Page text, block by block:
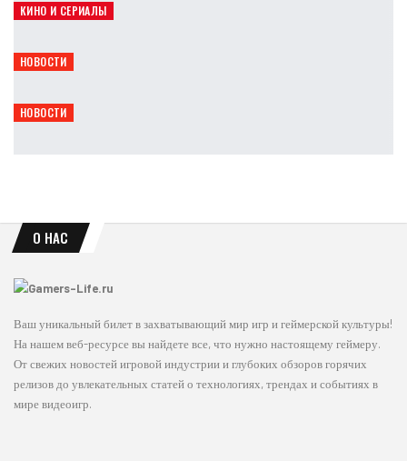
КИНО И СЕРИАЛЫ
Сэди Синк обсудила будущее Джин Грей в MCU
НОВОСТИ
THQ Nordic переименовала мобильное подразделение
НОВОСТИ
Project L33T сменил название на фоне скандала
О НАС
Ваш уникальный билет в захватывающий мир игр и геймерской культуры!
На нашем веб-ресурсе вы найдете все, что нужно настоящему геймеру.
От свежих новостей игровой индустрии и глубоких обзоров горячих
релизов до увлекательных статей о технологиях, трендах и событиях в
мире видеоигр.